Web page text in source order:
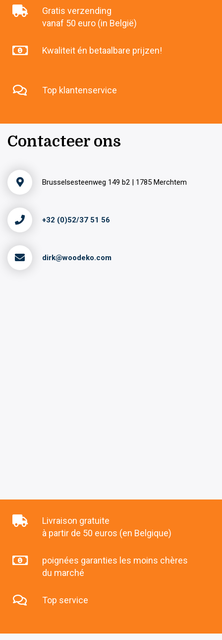
Gratis verzending
vanaf 50 euro (in België)
Kwaliteit én betaalbare prijzen!
Top klantenservice
Contacteer ons
Brusselsesteenweg 149 b2 | 1785 Merchtem
+32 (0)52/37 51 56
dirk@woodeko.com
Livraison gratuite
à partir de 50 euros (en Belgique)
poignées garanties les moins chères
du marché
Top service